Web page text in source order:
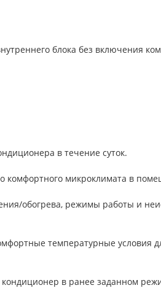
блока без включения
в течение суток.
комфортного микроклимата в
обогрева, режимы работы и
температурные условия
в ранее заданном